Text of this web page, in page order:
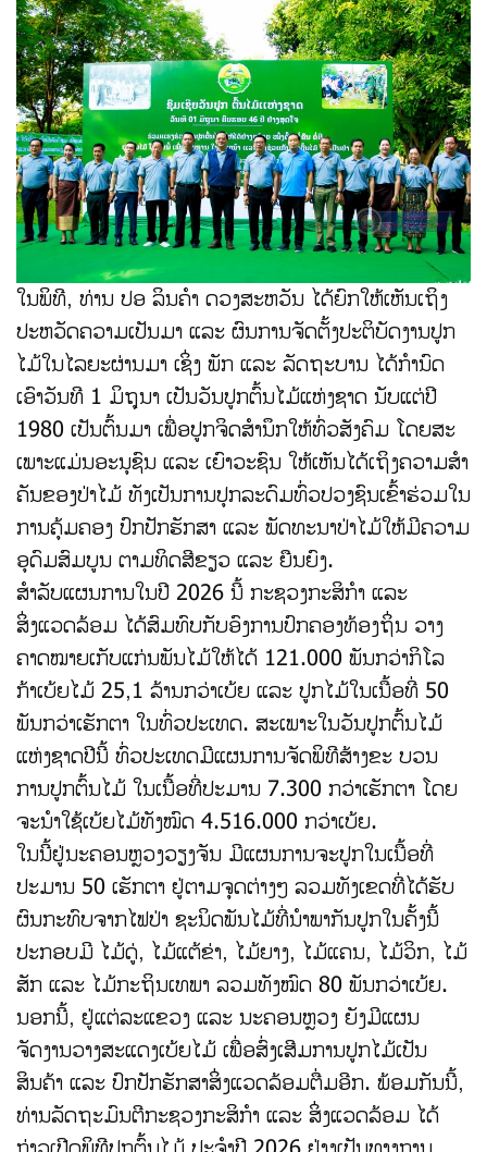
ໃນພິທີ, ທ່ານ ປອ ລິນຄໍາ ດວງສະຫວັນ ໄດ້ຍົກໃຫ້ເຫັນເຖິງ
ປະຫວັດຄວາມເປັນມາ ແລະ ຜົນການຈັດຕັ້ງປະຕິບັດງານປູກ
ໄມ້ໃນໄລຍະຜ່ານມາ ເຊິ່ງ ພັກ ແລະ ລັດຖະບານ ໄດ້ກຳນົດ
ເອົາວັນທີ 1 ມິຖຸນາ ເປັນວັນປູກຕົ້ນໄມ້ແຫ່ງຊາດ ນັບແຕ່ປີ
1980 ເປັນຕົ້ນມາ ເພື່ອປູກຈິດສໍານຶກໃຫ້ທົ່ວສັງຄົມ ໂດຍສະ
ເພາະແມ່ນອະນຸຊົນ ແລະ ເຍົາວະຊົນ ໃຫ້ເຫັນໄດ້ເຖິງຄວາມສໍາ
ຄັນຂອງປ່າໄມ້ ທັງເປັນການປຸກລະດົມທົ່ວປວງຊົນເຂົ້າຮ່ວມໃນ
ການຄຸ້ມຄອງ ປົກປັກຮັກສາ ແລະ ພັດທະນາປ່າໄມ້ໃຫ້ມີຄວາມ
ອຸດົມສົມບູນ ຕາມທິດສີຂຽວ ແລະ ຍືນຍົງ.
ສໍາລັບແຜນການໃນປີ 2026 ນີ້ ກະຊວງກະສິກຳ ແລະ
ສິ່ງແວດລ້ອມ ໄດ້ສົມທົບກັບອົງການປົກຄອງທ້ອງຖິ່ນ ວາງ
ຄາດໝາຍເກັບແກ່ນພັນໄມ້ໃຫ້ໄດ້ 121.000 ພັນກວ່າກິໂລ
ກ້າເບ້ຍໄມ້ 25,1 ລ້ານກວ່າເບ້ຍ ແລະ ປູກໄມ້ໃນເນື້ອທີ່ 50
ພັນກວ່າເຮັກຕາ ໃນທົ່ວປະເທດ. ສະເພາະໃນວັນປູກຕົ້ນໄມ້
ແຫ່ງຊາດປີນີ້ ທົ່ວປະເທດມີແຜນການຈັດພິທີສ້າງຂະ ບວນ
ການປູກຕົ້ນໄມ້ ໃນເນື້ອທີ່ປະມານ 7.300 ກວ່າເຮັກຕາ ໂດຍ
ຈະນໍາໃຊ້ເບ້ຍໄມ້ທັງໝົດ 4.516.000 ກວ່າເບ້ຍ.
ໃນນີ້ຢູ່ນະຄອນຫຼວງວຽງຈັນ ມີແຜນການຈະປູກໃນເນື້ອທີ່
ປະມານ 50 ເຮັກຕາ ຢູ່ຕາມຈຸດຕ່າງໆ ລວມທັງເຂດທີ່ໄດ້ຮັບ
ຜົນກະທົບຈາກໄຟປ່າ ຊະນິດພັນໄມ້ທີ່ນໍາພາກັນປູກໃນຄັ້ງນີ້
ປະກອບມີ ໄມ້ດູ່, ໄມ້ແຕ້ຂ່າ, ໄມ້ຍາງ, ໄມ້ແຄນ, ໄມ້ວິກ, ໄມ້
ສັກ ແລະ ໄມ້ກະຖິນເທພາ ລວມທັງໝົດ 80 ພັນກວ່າເບ້ຍ.
ນອກນີ້, ຢູ່ແຕ່ລະແຂວງ ແລະ ນະຄອນຫຼວງ ຍັງມີແຜນ
ຈັດງານວາງສະແດງເບ້ຍໄມ້ ເພື່ອສົ່ງເສີມການປູກໄມ້ເປັນ
ສິນຄ້າ ແລະ ປົກປັກຮັກສາສິ່ງແວດລ້ອມຕື່ມອີກ. ພ້ອມກັນນີ້,
ທ່ານລັດຖະມົນຕີກະຊວງກະສິກຳ ແລະ ສິ່ງແວດລ້ອມ ໄດ້